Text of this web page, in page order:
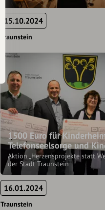
15.10.2024
Traunstein
1500 Euro für
Telefonseelsorge und
Aktion „Herzensprojekte statt
der Stadt Traunstein
16.01.2024
Traunstein